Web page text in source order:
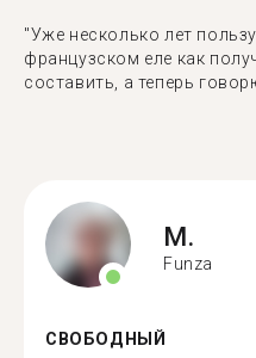
"​​Уже несколько лет
французском еле как
составить, а теперь
M.
Funza
СВОБОДНЫЙ